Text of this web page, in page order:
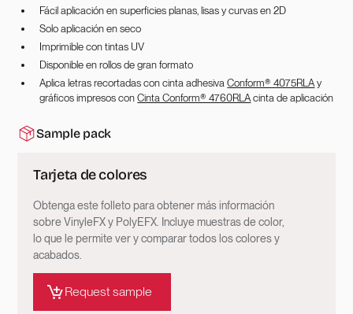
Fácil aplicación en superficies planas, lisas y curvas en 2D
Solo aplicación en seco
Imprimible con tintas UV
Disponible en rollos de gran formato
Aplica letras recortadas con cinta adhesivaConform® 4075RLAy
gráficos impresos conCinta Conform® 4760RLAcinta de aplicación
Sample pack
Tarjeta de colores
Obtenga este folleto para obtener más información
sobre VinyleFX y PolyEFX. Incluye muestras de color,
lo que le permite ver y comparar todos los colores y
acabados.
Request sample